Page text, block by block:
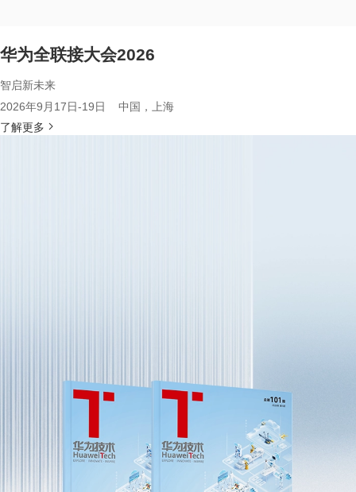
华为全联接大会2026
智启新未来
2026年9月17日-19日 中国，上海
了解更多